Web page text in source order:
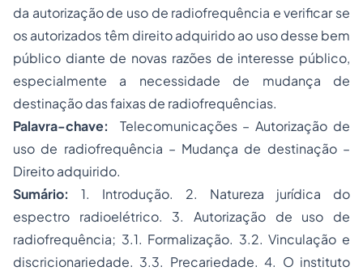
da autorização de uso de radiofrequência e verificar se
os autorizados têm direito adquirido ao uso desse bem
público diante de novas razões de interesse público,
especialmente a necessidade de mudança de
destinação das faixas de radiofrequências.
Palavra-chave: Telecomunicações – Autorização de
uso de radiofrequência – Mudança de destinação –
Direito adquirido.
Sumário: 1. Introdução. 2. Natureza jurídica do
espectro radioelétrico. 3. Autorização de uso de
radiofrequência; 3.1. Formalização. 3.2. Vinculação e
discricionariedade. 3.3. Precariedade. 4. O instituto